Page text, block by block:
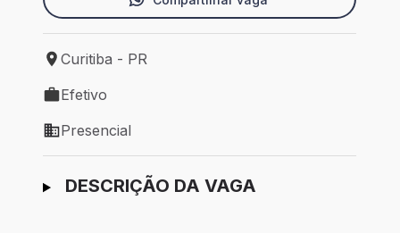
Local de trabalho: Curitiba - PR
Curitiba - PR
Tipo de vaga: Efetivo
Efetivo
Modelo de trabalho: Presencial
Presencial
Ir para candidatura
DESCRIÇÃO DA VAGA